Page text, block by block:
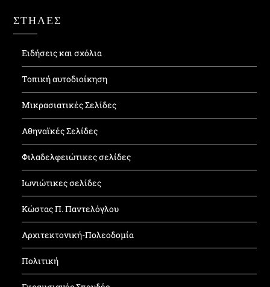
ΣΤΗΛΕΣ
Ειδήσεις και σχόλια
Τοπική αυτοδιοίκηση
Μικρασιατικές Σελίδες
Αθηναϊκές Σελίδες
Φιλαδελφειώτικες σελίδες
Ιωνιώτικες σελίδες
Κώστας Π. Παντελόγλου
Αρχιτεκτονική-Πολεοδομία
Πολιτική